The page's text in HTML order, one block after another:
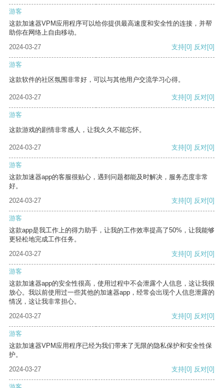
游客
这款加速器VPM应用程序可以给你提供最高速度和安全性的连接，并帮
助你在网络上自由移动。
2024-03-27
支持[0] 反对[0]
游客
这款软件的社区氛围非常好，可以与其他用户交流学习心得。
2024-03-27 支持[0] 反对[0]
游客
这款游戏的剧情非常感人，让我久久不能忘怀。
2024-03-27 支持[0] 反对[0]
游客
这款加速器app的客服很贴心，遇到问题都能及时解决，服务态度非常
好。
2024-03-27
支持[0] 反对[0]
游客
这款app是我工作上的得力助手，让我的工作效率提高了50%，让我能够
更轻松地完成工作任务。
2024-03-27
支持[0] 反对[0]
游客
这款加速器app的安全性很高，使用过程中不会泄露个人信息，这让我很
放心。我以前使用过一些其他的加速器app，经常会出现个人信息泄露的
情况，这让我非常担心。
2024-03-27
支持[0] 反对[0]
游客
这款加速器VPM应用程序已经为我们带来了无限的隐私保护和安全性保
护。
2024-03-27
支持[0] 反对[0]